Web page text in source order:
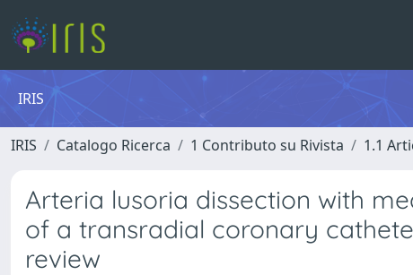
IRIS
IRIS Catalogo Ricerca 1 Contributo su Rivista 1.1
Arteria lusoria dissection with
of a transradial coronary
review